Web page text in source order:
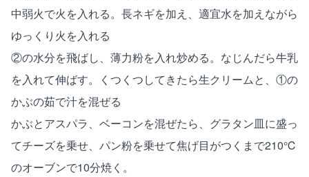
中弱火で火を入れる。長ネギを加え、適宜水を加えながら
ゆっくり火を入れる
②の水分を飛ばし、薄力粉を入れ炒める。なじんだら牛乳
を入れて伸ばす。くつくつしてきたら生クリームと、①の
かぶの茹で汁を混ぜる
かぶとアスパラ、ベーコンを混ぜたら、グラタン皿に盛っ
てチーズを乗せ、パン粉を乗せて焦げ目がつくまで210℃
のオーブンで10分焼く。